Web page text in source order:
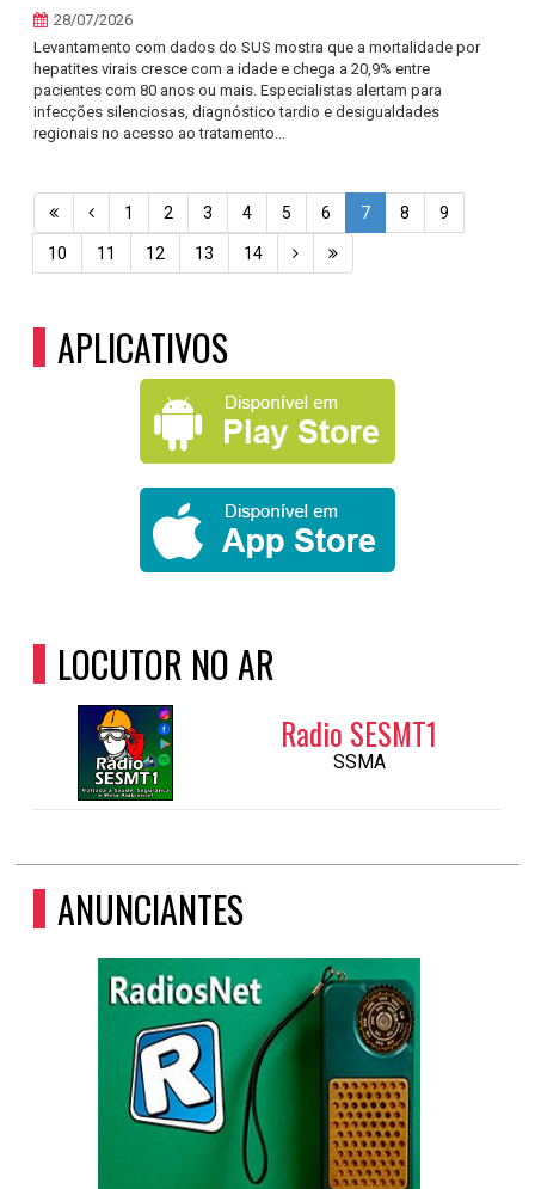
28/07/2026
Levantamento com dados do SUS mostra que a mortalidade por
hepatites virais cresce com a idade e chega a 20,9% entre
pacientes com 80 anos ou mais. Especialistas alertam para
infecções silenciosas, diagnóstico tardio e desigualdades
regionais no acesso ao tratamento...
1 2 3 4 5 6 7 8 9
10 11 12 13 14
APLICATIVOS
LOCUTOR NO AR
Radio SESMT1
SSMA
ANUNCIANTES